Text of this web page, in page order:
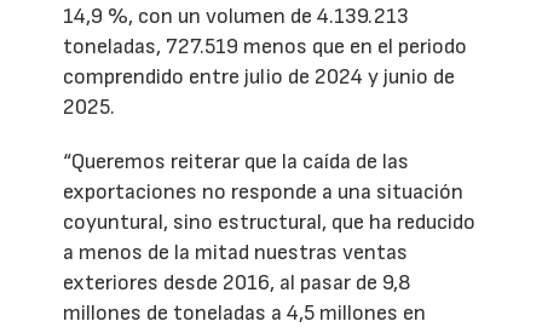
14,9 %, con un volumen de 4.139.213
toneladas, 727.519 menos que en el periodo
comprendido entre julio de 2024 y junio de
2025.
“Queremos reiterar que la caída de las
exportaciones no responde a una situación
coyuntural, sino estructural, que ha reducido
a menos de la mitad nuestras ventas
exteriores desde 2016, al pasar de 9,8
millones de toneladas a 4,5 millones en